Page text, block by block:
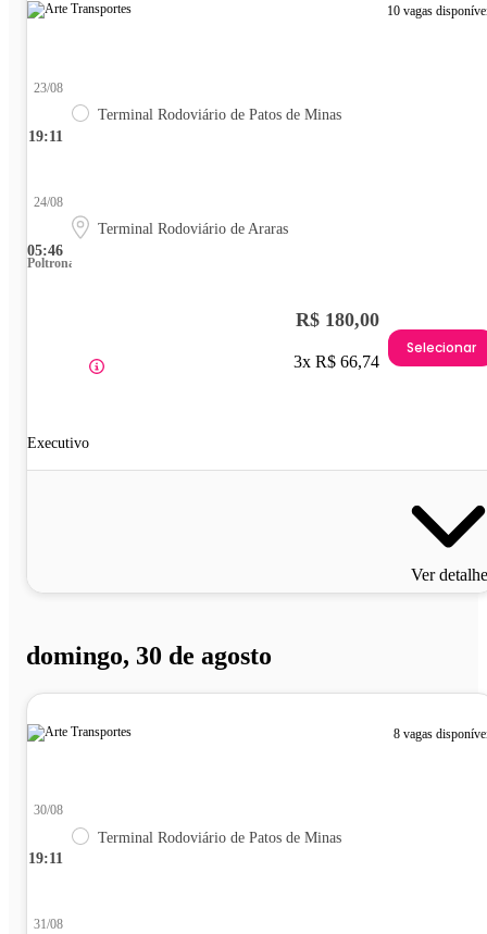
10 vagas
19:11
23/08
Terminal Rodoviário de Patos de Minas
05:46
24/08
Terminal Rodoviário de Araras
Poltrona
Executivo
R$ 180,00
3x R$ 66,74
Selecionar
Ver
domingo, 30 de agosto
8 vagas
19:11
30/08
Terminal Rodoviário de Patos de Minas
31/08